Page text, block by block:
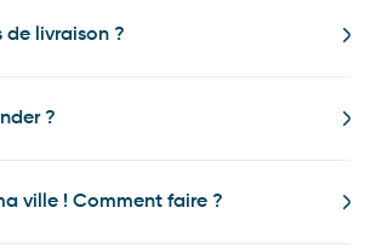
de livraison ?
?
ville ! Comment faire ?